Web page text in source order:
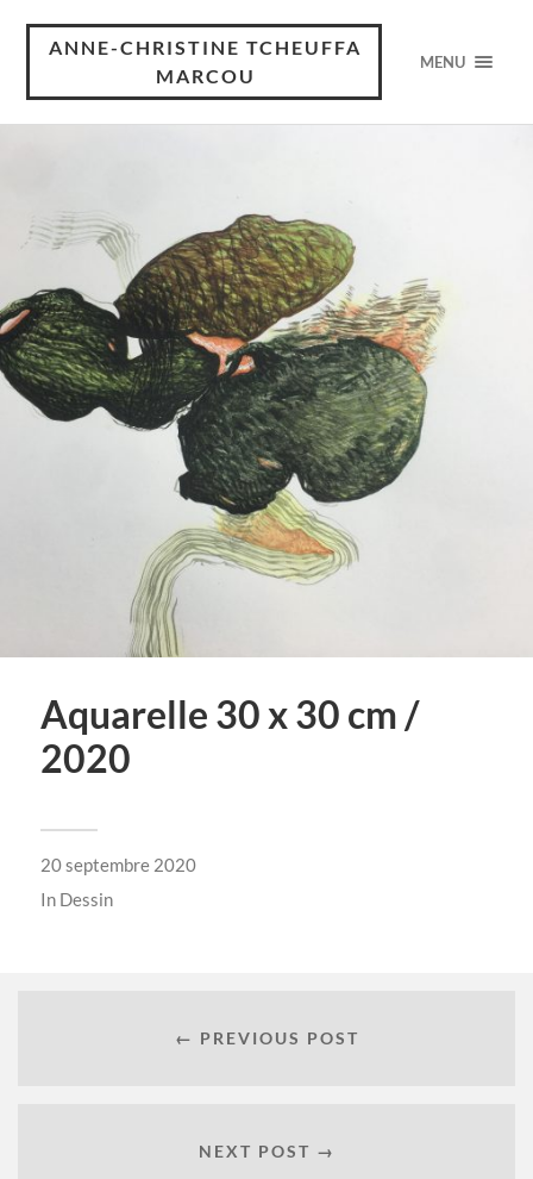
ANNE-CHRISTINE TCHEUFFA
MARCOU
MENU
Aquarelle 30 x 30 cm /
2020
20 septembre 2020
In Dessin
← PREVIOUS POST
NEXT POST →